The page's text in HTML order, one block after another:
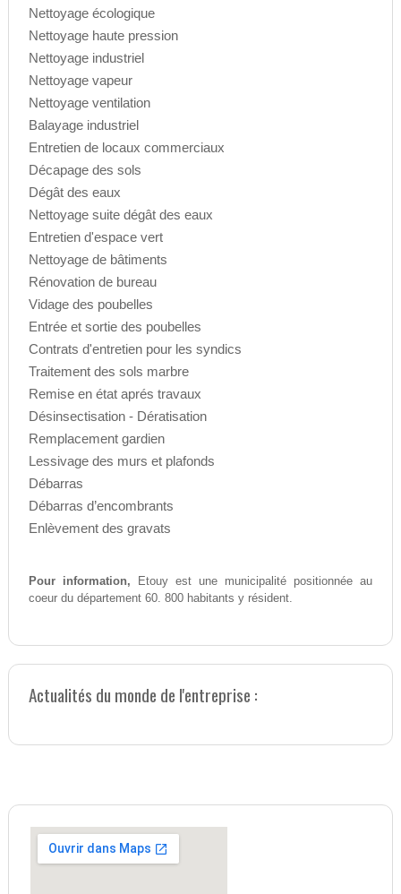
Nettoyage écologique
Nettoyage haute pression
Nettoyage industriel
Nettoyage vapeur
Nettoyage ventilation
Balayage industriel
Entretien de locaux commerciaux
Décapage des sols
Dégât des eaux
Nettoyage suite dégât des eaux
Entretien d'espace vert
Nettoyage de bâtiments
Rénovation de bureau
Vidage des poubelles
Entrée et sortie des poubelles
Contrats d'entretien pour les syndics
Traitement des sols marbre
Remise en état aprés travaux
Désinsectisation - Dératisation
Remplacement gardien
Lessivage des murs et plafonds
Débarras
Débarras d’encombrants
Enlèvement des gravats
Pour information, Etouy est une municipalité positionnée au
coeur du département 60. 800 habitants y résident.
Actualités du monde de l'entreprise :